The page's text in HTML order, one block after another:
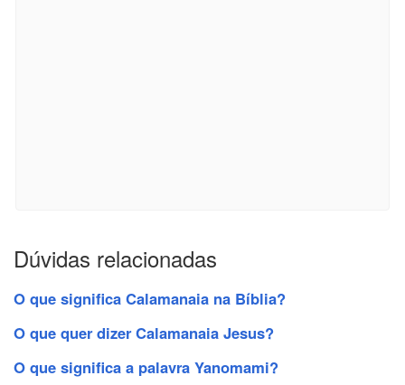
Dúvidas relacionadas
O que significa Calamanaia na Bíblia?
O que quer dizer Calamanaia Jesus?
O que significa a palavra Yanomami?